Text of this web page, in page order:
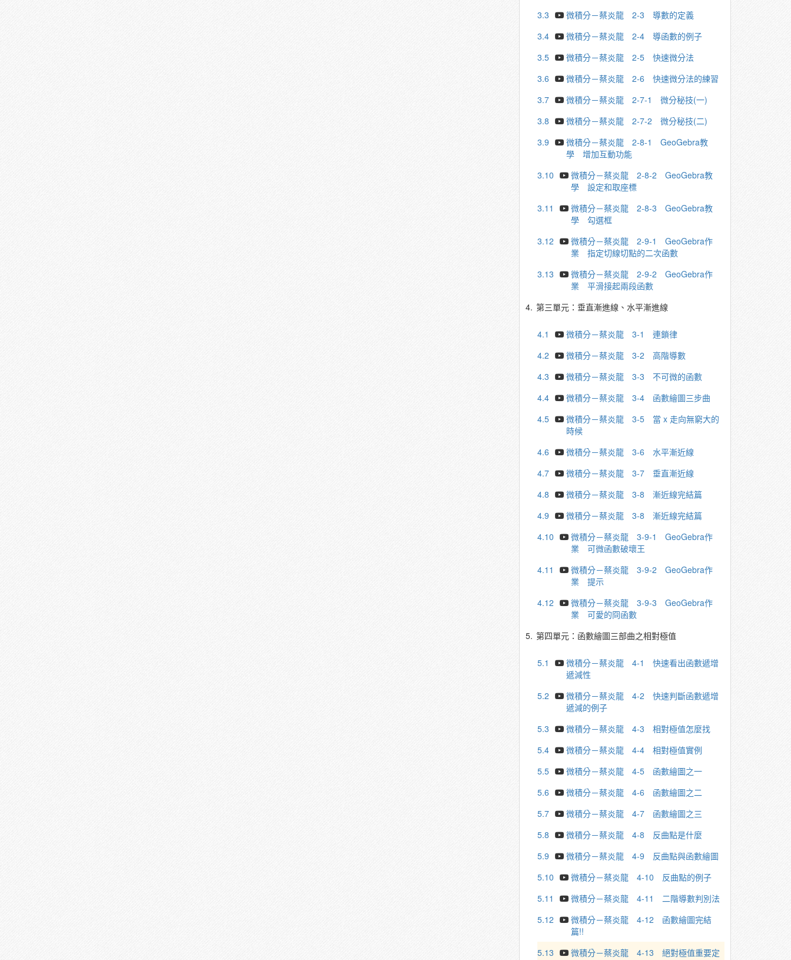
3.3
微積分－蔡炎龍 2-3 導數的定義
3.4
微積分－蔡炎龍 2-4 導函數的例子
3.5
微積分－蔡炎龍 2-5 快速微分法
3.6
微積分－蔡炎龍 2-6 快速微分法的練習
3.7
微積分－蔡炎龍 2-7-1 微分秘技(一)
3.8
微積分－蔡炎龍 2-7-2 微分秘技(二)
3.9
微積分－蔡炎龍 2-8-1 GeoGebra教
學 增加互動功能
3.10
微積分－蔡炎龍 2-8-2 GeoGebra教
學 設定和取座標
3.11
微積分－蔡炎龍 2-8-3 GeoGebra教
學 勾選框
3.12
微積分－蔡炎龍 2-9-1 GeoGebra作
業 指定切線切點的二次函數
3.13
微積分－蔡炎龍 2-9-2 GeoGebra作
業 平滑接起兩段函數
4. 第三單元：垂直漸進線、水平漸進線
4.1
微積分－蔡炎龍 3-1 連鎖律
4.2
微積分－蔡炎龍 3-2 高階導數
4.3
微積分－蔡炎龍 3-3 不可微的函數
4.4
微積分－蔡炎龍 3-4 函數繪圖三步曲
4.5
微積分－蔡炎龍 3-5 當 x 走向無窮大的
時候
4.6
微積分－蔡炎龍 3-6 水平漸近線
4.7
微積分－蔡炎龍 3-7 垂直漸近線
4.8
微積分－蔡炎龍 3-8 漸近線完結篇
4.9
微積分－蔡炎龍 3-8 漸近線完結篇
4.10
微積分－蔡炎龍 3-9-1 GeoGebra作
業 可微函數破壞王
4.11
微積分－蔡炎龍 3-9-2 GeoGebra作
業 提示
4.12
微積分－蔡炎龍 3-9-3 GeoGebra作
業 可愛的冏函數
5. 第四單元：函數繪圖三部曲之相對極值
5.1
微積分－蔡炎龍 4-1 快速看出函數遞增
遞減性
5.2
微積分－蔡炎龍 4-2 快速判斷函數遞增
遞減的例子
5.3
微積分－蔡炎龍 4-3 相對極值怎麼找
5.4
微積分－蔡炎龍 4-4 相對極值實例
5.5
微積分－蔡炎龍 4-5 函數繪圖之一
5.6
微積分－蔡炎龍 4-6 函數繪圖之二
5.7
微積分－蔡炎龍 4-7 函數繪圖之三
5.8
微積分－蔡炎龍 4-8 反曲點是什麼
5.9
微積分－蔡炎龍 4-9 反曲點與函數繪圖
5.10
微積分－蔡炎龍 4-10 反曲點的例子
5.11
微積分－蔡炎龍 4-11 二階導數判別法
5.12
微積分－蔡炎龍 4-12 函數繪圖完結
篇!!
5.13
微積分－蔡炎龍 4-13 絕對極值重要定